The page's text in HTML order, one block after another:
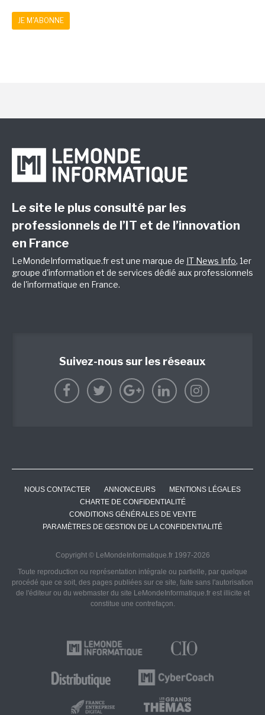
JE M'ABONNE
Le site le plus consulté par les
professionnels de l’IT et de l’innovation
en France
LeMondeInformatique.fr est une marque de IT News Info, 1er
groupe d'information et de services dédié aux professionnels
de l'informatique en France.
Suivez-nous sur les réseaux
NOUS CONTACTER ANNONCEURS
MENTIONS LÉGALES
CHARTE DE CONFIDENTIALITÉ
CONDITIONS GÉNÉRALES DE VENTE
PARAMÈTRES DE GESTION DE LA CONFIDENTIALITÉ
Copyright © LeMondeInformatique.fr 1997-2026
Toute reproduction ou représentation intégrale ou partielle, par quelque
procédé que ce soit, des pages publiées sur ce site, faite sans l'autorisation
de l'éditeur ou du webmaster du site LeMondeInformatique.fr est illicite et
constitue une contrefaçon.